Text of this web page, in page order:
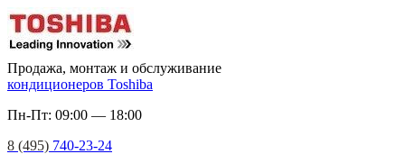
Продажа, монтаж и обслуживание
кондиционеров Toshiba
Пн-Пт: 09:00 — 18:00
8 (495) 740-23-24